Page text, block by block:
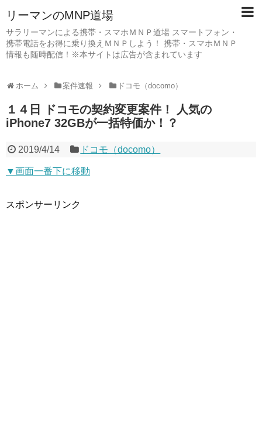
リーマンのMNP道場
サラリーマンによる携帯・スマホＭＮＰ道場 スマートフォン・
携帯電話をお得に乗り換えＭＮＰしよう！ 携帯・スマホＭＮＰ
情報も随時配信！※本サイトは広告が含まれています
ホーム 案件速報 ドコモ（docomo）
１４日 ドコモの契約変更案件！ 人気の
iPhone7 32GBが一括特価か！？
2019/4/14 ドコモ（docomo）
▼画面一番下に移動
スポンサーリンク